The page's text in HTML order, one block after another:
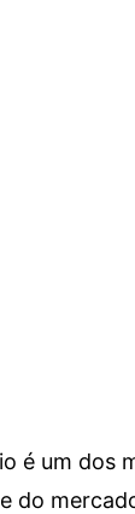
é um dos
do